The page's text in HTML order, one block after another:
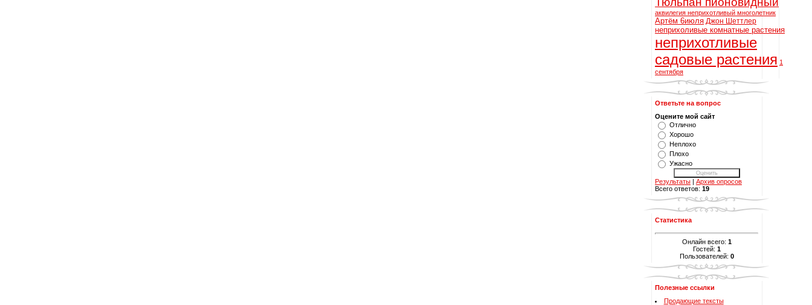
аквилегия неприхотливый многолетник
Артём 6июля Джон Шеттлер
неприхоливые комнатные растения
неприхотливые
садовые растения 1
сентября
Ответьте на вопрос
Оцените мой сайт
Отлично
Хорошо
Неплохо
Плохо
Ужасно
Результаты | Архив опросов
Всего ответов: 19
Статистика
Онлайн всего: 1
Гостей: 1
Пользователей: 0
Полезные ссылки
Продающие тексты